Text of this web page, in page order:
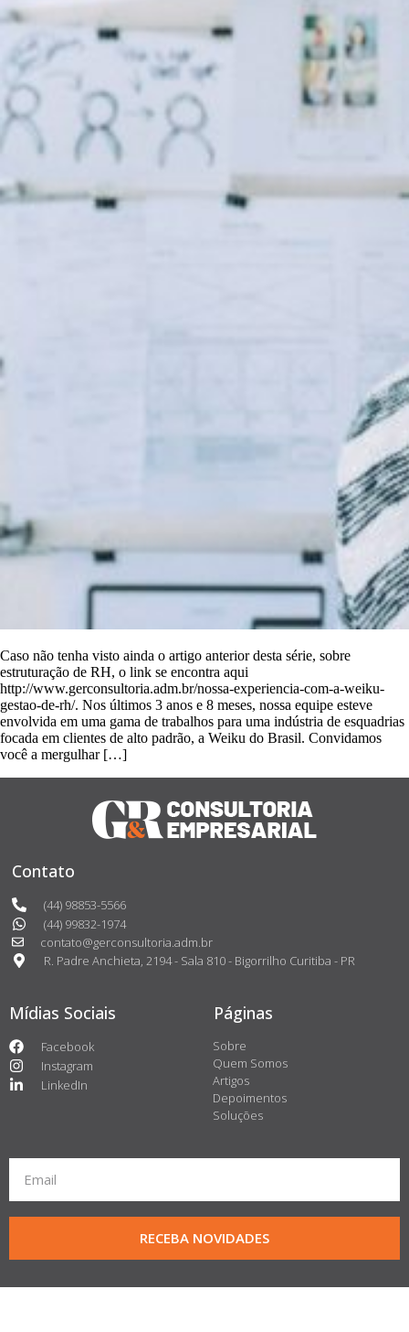
Caso não tenha visto ainda o artigo anterior desta série, sobre
estruturação de RH, o link se encontra aqui
http://www.gerconsultoria.adm.br/nossa-experiencia-com-a-weiku-
gestao-de-rh/. Nos últimos 3 anos e 8 meses, nossa equipe esteve
envolvida em uma gama de trabalhos para uma indústria de esquadrias
focada em clientes de alto padrão, a Weiku do Brasil. Convidamos
você a mergulhar […]
Contato
(44) 98853-5566
(44) 99832-1974
contato@gerconsultoria.adm.br
R. Padre Anchieta, 2194 - Sala 810 - Bigorrilho Curitiba - PR
Mídias Sociais
Facebook
Instagram
LinkedIn
Páginas
Sobre
Quem Somos
Artigos
Depoimentos
Soluções
RECEBA NOVIDADES